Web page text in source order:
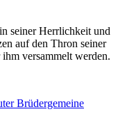
seiner Herrlichkeit und
auf den Thron seiner
versammelt werden.
Brüdergemeine